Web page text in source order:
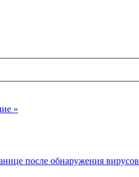
»
после обнаружения вирусов